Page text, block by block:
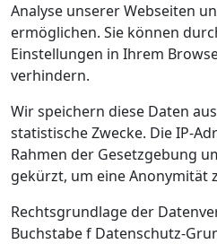
Analyse unserer Webseiten
ermöglichen. Sie können
Einstellungen in Ihrem
verhindern.
Wir speichern diese Daten
statistische Zwecke. Die IP-
Rahmen der Gesetzgebung
gekürzt, um eine Anonymität
Rechtsgrundlage der
Buchstabe f Datenschutz-